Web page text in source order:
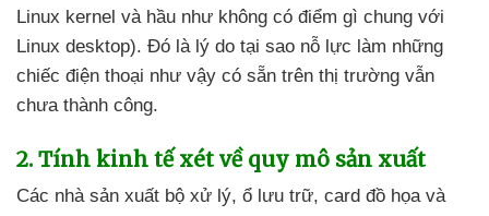
Linux kernel và hầu như không có điểm gì chung với
Linux desktop). Đó là lý do tại sao nỗ lực làm những
chiếc điện thoại như vậy có sẵn trên thị trường vẫn
chưa thành công.
2. Tính kinh tế xét về quy mô sản xuất
Các nhà sản xuất bộ xử lý, ổ lưu trữ, card đồ họa và